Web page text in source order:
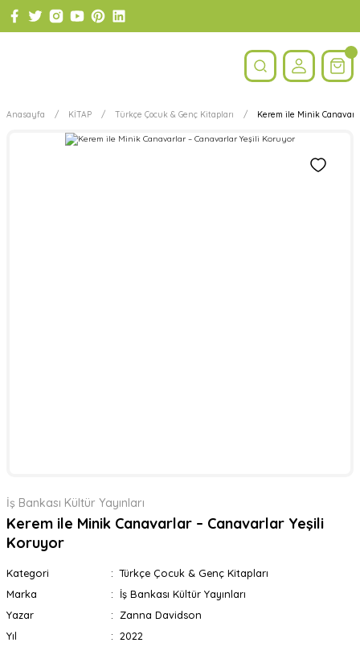
Anasayfa KİTAP Türkçe Çocuk & Genç Kitapları Kerem ile Minik
İş Bankası Kültür Yayınları
Kerem ile Minik Canavarlar – Canavarlar Yeşili
Koruyor
Kategori
Türkçe Çocuk & Genç Kitapları
Marka
İş Bankası Kültür Yayınları
Yazar
Zanna Davidson
Yıl
2022